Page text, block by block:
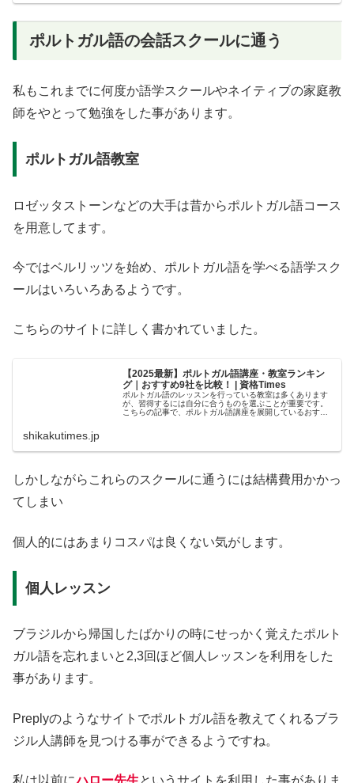
ポルトガル語の会話スクールに通う
私もこれまでに何度か語学スクールやネイティブの家庭教
師をやとって勉強をした事があります。
ポルトガル語教室
ロゼッタストーンなどの大手は昔からポルトガル語コース
を用意してます。
今ではベルリッツを始め、ポルトガル語を学べる語学スク
ールはいろいろあるようです。
こちらのサイトに詳しく書かれていました。
【2025最新】ポルトガル語講座・教室ランキン
グ｜おすすめ9社を比較！ | 資格Times
ポルトガル語のレッスンを行っている教室は多くあります
が、習得するには自分に合うものを選ぶことが重要です。
こちらの記事で、ポルトガル語講座を展開しているおすす
shikakutimes.jp
しかしながらこれらのスクールに通うには結構費用かかっ
てしまい
個人的にはあまりコスパは良くない気がします。
個人レッスン
ブラジルから帰国したばかりの時にせっかく覚えたポルト
ガル語を忘れまいと2,3回ほど個人レッスンを利用をした
事があります。
Preplyのようなサイトでポルトガル語を教えてくれるブラ
ジル人講師を見つける事ができるようですね。
私は以前にハロー先生 というサイトを利用した事がありま